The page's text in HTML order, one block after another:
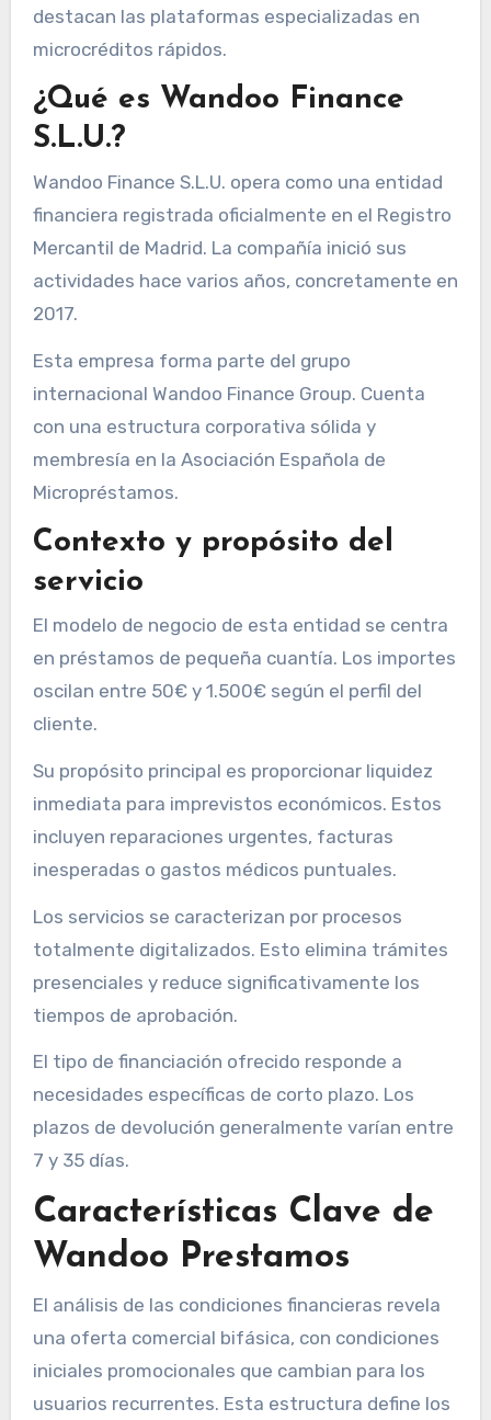
destacan las plataformas especializadas en
microcréditos rápidos.
¿Qué es Wandoo Finance
S.L.U.?
Wandoo Finance S.L.U. opera como una entidad
financiera registrada oficialmente en el Registro
Mercantil de Madrid. La compañía inició sus
actividades hace varios años, concretamente en
2017.
Esta empresa forma parte del grupo
internacional Wandoo Finance Group. Cuenta
con una estructura corporativa sólida y
membresía en la Asociación Española de
Micropréstamos.
Contexto y propósito del
servicio
El modelo de negocio de esta entidad se centra
en préstamos de pequeña cuantía. Los importes
oscilan entre 50€ y 1.500€ según el perfil del
cliente.
Su propósito principal es proporcionar liquidez
inmediata para imprevistos económicos. Estos
incluyen reparaciones urgentes, facturas
inesperadas o gastos médicos puntuales.
Los servicios se caracterizan por procesos
totalmente digitalizados. Esto elimina trámites
presenciales y reduce significativamente los
tiempos de aprobación.
El tipo de financiación ofrecido responde a
necesidades específicas de corto plazo. Los
plazos de devolución generalmente varían entre
7 y 35 días.
Características Clave de
Wandoo Prestamos
El análisis de las condiciones financieras revela
una oferta comercial bifásica, con condiciones
iniciales promocionales que cambian para los
usuarios recurrentes. Esta estructura define los